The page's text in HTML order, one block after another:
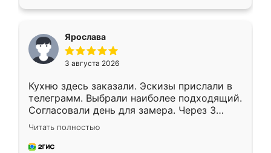
Ярослава
3 августа 2026
Кухню здесь заказали. Эскизы прислали в
телеграмм. Выбрали наиболее подходящий.
Согласовали день для замера. Через 3
недели кухня была уже готова. Остались
довольны работой. Спасибо Ренессанс
мебель за качественную работу!
Читать полностью